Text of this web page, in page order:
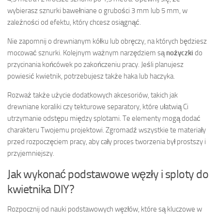
wybierasz sznurki bawełniane o grubości 3 mm lub 5 mm, w
zależności od efektu, który chcesz osiągnąć.
Nie zapomnij o drewnianym kółku lub obręczy, na których będziesz
mocować sznurki. Kolejnym ważnym narzędziem są nożyczki do
przycinania końcówek po zakończeniu pracy. Jeśli planujesz
powiesić kwietnik, potrzebujesz także haka lub haczyka.
Rozważ także użycie dodatkowych akcesoriów, takich jak
drewniane koraliki czy tekturowe separatory, które ułatwią Ci
utrzymanie odstępu między splotami. Te elementy mogą dodać
charakteru Twojemu projektowi. Zgromadź wszystkie te materiały
przed rozpoczęciem pracy, aby cały proces tworzenia był prostszy i
przyjemniejszy.
Jak wykonać podstawowe węzły i sploty do
kwietnika DIY?
Rozpocznij od nauki podstawowych węzłów, które są kluczowe w